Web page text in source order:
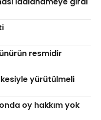
resmidir
yürütülmeli
oy hakkım yok